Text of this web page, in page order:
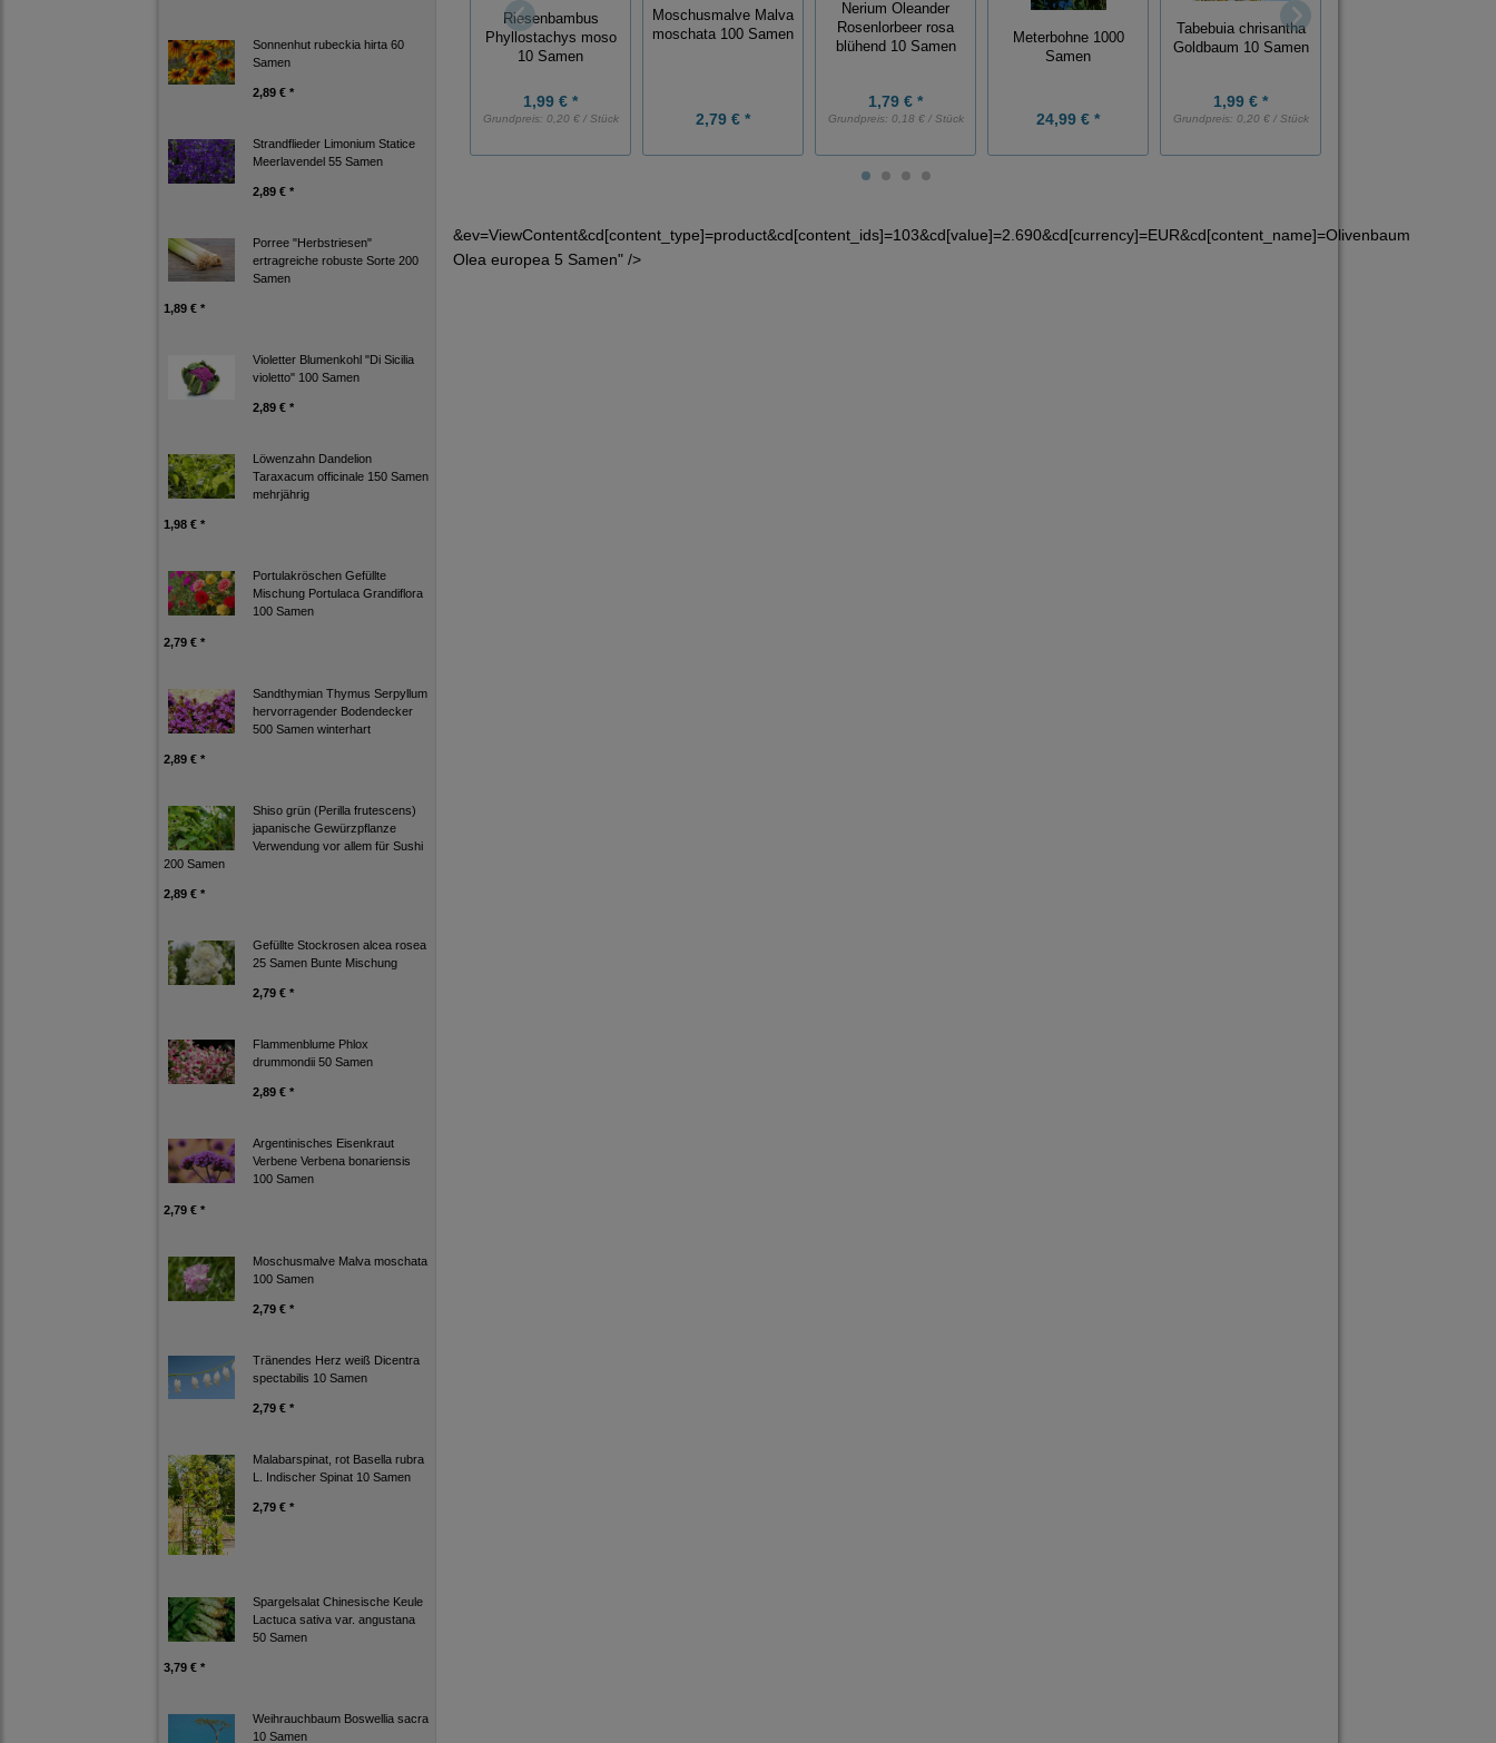
Sonnenhut rubeckia hirta 60
Samen
2,89 € *
Strandflieder Limonium Statice
Meerlavendel 55 Samen
2,89 € *
Porree "Herbstriesen"
ertragreiche robuste Sorte 200
Samen
1,89 € *
Violetter Blumenkohl "Di Sicilia
violetto" 100 Samen
2,89 € *
Löwenzahn Dandelion
Taraxacum officinale 150 Samen
mehrjährig
1,98 € *
Portulakröschen Gefüllte
Mischung Portulaca Grandiflora
100 Samen
2,79 € *
Sandthymian Thymus Serpyllum
hervorragender Bodendecker
500 Samen winterhart
2,89 € *
Shiso grün (Perilla frutescens)
japanische Gewürzpflanze
Verwendung vor allem für Sushi
200 Samen
2,89 € *
Gefüllte Stockrosen alcea rosea
25 Samen Bunte Mischung
2,79 € *
Flammenblume Phlox
drummondii 50 Samen
2,89 € *
Argentinisches Eisenkraut
Verbene Verbena bonariensis
100 Samen
2,79 € *
Moschusmalve Malva moschata
100 Samen
2,79 € *
Tränendes Herz weiß Dicentra
spectabilis 10 Samen
2,79 € *
Malabarspinat, rot Basella rubra
L. Indischer Spinat 10 Samen
2,79 € *
Spargelsalat Chinesische Keule
Lactuca sativa var. angustana
50 Samen
3,79 € *
Weihrauchbaum Boswellia sacra
10 Samen
Riesenbambus
Phyllostachys moso
10 Samen
1,99 € *
Grundpreis: 0,20 € / Stück
Moschusmalve Malva
moschata 100 Samen
2,79 € *
Nerium Oleander
Rosenlorbeer rosa
blühend 10 Samen
1,79 € *
Grundpreis: 0,18 € / Stück
Meterbohne 1000
Samen
24,99 € *
Tabebuia chrisantha
Goldbaum 10 Samen
1,99 € *
Grundpreis: 0,20 € / Stück
&ev=ViewContent&cd[content_type]=product&cd[content_ids]=103&cd[value]=2.690&cd[currency]=EUR&cd[content_name]=Olivenbaum
Olea europea 5 Samen" />